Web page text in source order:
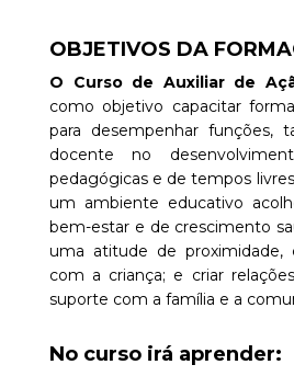
OBJETIVOS DA
O Curso de Auxiliar de
como objetivo capacitar
para desempenhar funções,
docente no
pedagógicas e de tempos
um ambiente educativo
bem-estar e de crescimento
uma atitude de proximidade,
com a criança; e criar
suporte com a família e a
No curso irá aprender: